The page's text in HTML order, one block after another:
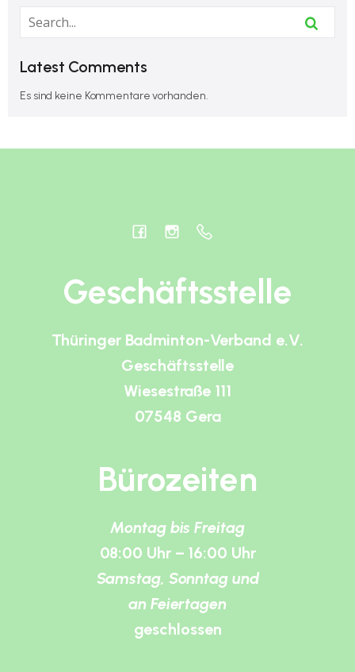
Latest Comments
Es sind keine Kommentare vorhanden.
Geschäftsstelle
Thüringer Badminton-Verband e.V.
Geschäftsstelle
Wiesestraße 111
07548 Gera
Bürozeiten
Montag bis Freitag
08:00 Uhr – 16:00 Uhr
Samstag, Sonntag und
an Feiertagen
geschlossen